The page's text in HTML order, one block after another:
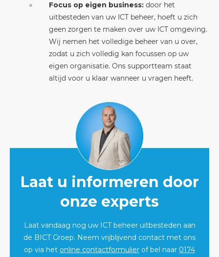
Focus op eigen business: door het
uitbesteden van uw ICT beheer, hoeft u zich
geen zorgen te maken over uw ICT omgeving.
Wij nemen het volledige beheer van u over,
zodat u zich volledig kan focussen op uw
eigen organisatie. Ons supportteam staat
altijd voor u klaar wanneer u vragen heeft.
Laat u informeren door
onze experts
Laat vandaag nog uw ICT beheer uitbesteden aan
de BICT Groep. Neem vrijblijvend contact met ons
op via het online contactformulier of bel naar 0174